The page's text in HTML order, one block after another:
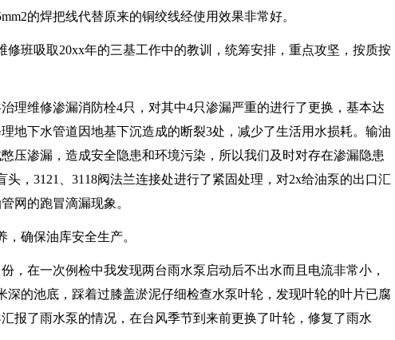
的焊把线代替原来的铜绞线经使用效果非常好。
吸取20xx年的三基工作中的教训，统筹安排，重点攻坚，按质按
维修渗漏消防栓4只，对其中4只渗漏严重的进行了更换，基本达
地下水管道因地基下沉造成的断裂3处，减少了生活用水损耗。输油
压渗漏，造成安全隐患和环境污染，所以我们及时对存在渗漏隐患
头，3121、3118阀法兰连接处进行了紧固处理，对2x给油泵的出口汇
网的跑冒滴漏现象。
确保油库安全生产。
在一次例检中我发现两台雨水泵启动后不出水而且电流非常小，
深的池底，踩着过膝盖淤泥仔细检查水泵叶轮，发现叶轮的叶片已腐
报了雨水泵的情况，在台风季节到来前更换了叶轮，修复了雨水